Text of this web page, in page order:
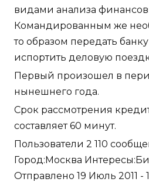
видами анализа
Командированным же
то образом передать
испортить деловую
Первый произошел в
нынешнего года.
Срок рассмотрения
составляет 60 минут.
Пользователи 2 110
Город:Москва
Отправлено 19 Июль 2011 -